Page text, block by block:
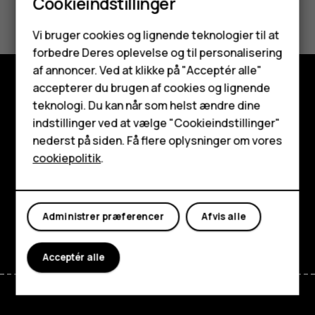
Smartphones
Feature-telefoner
Tilbehør
HMD Terra M
Tablets
Min konto
Synes du, dette var nyttigt?
Ja Nej
Udforsk
Planet and people
Support
FacebookInstagram
TiktokYoutubeLinkedinDiscord
Vi bruger cookies og lignende teknologier til at
forbedre Deres oplevelse og til personalisering
af annoncer. Ved at klikke på "Acceptér alle"
accepterer du brugen af cookies og lignende
teknologi. Du kan når som helst ændre dine
indstillinger ved at vælge "Cookieindstillinger"
nederst på siden. Få flere oplysninger om vores
cookiepolitik.
Afvis alle
Administrer præferencer
Acceptér alle